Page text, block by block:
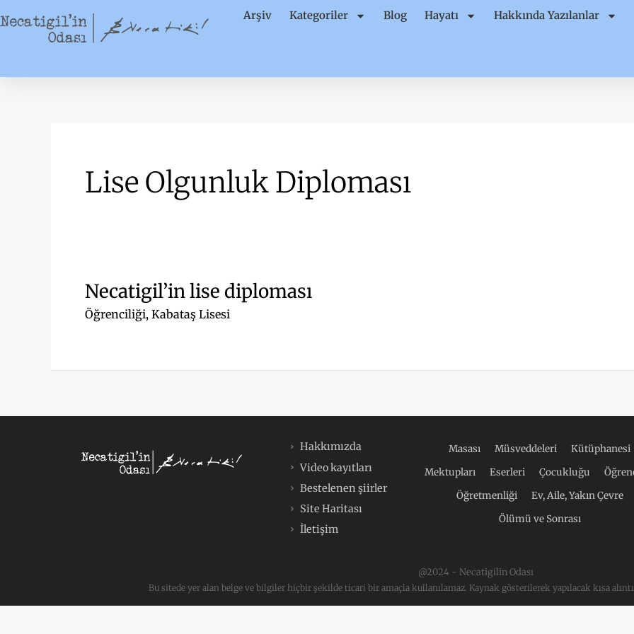
atla
Arşiv Kategoriler Blog Hayatı Hakkında Yazılanlar
Lise Olgunluk Diploması
Necatigil’in lise diploması
Öğrenciliği, Kabataş Lisesi
Hakkımızda
Video kayıtları
Bestelenen şiirler
Site Haritası
İletişim
Masası Müsveddeleri
Kütüphanesi
Mektupları
Eserleri Çocukluğu
Öğretmenliği
Ev, Aile, Yakın Çevre
Ölümü ve Sonrası
@2024 - Necatigilin Odası
Bu sitede yer alan belge ve bilgiler hiçbir şekilde ticari bir amaçla kullanılamaz. Kaynak gösterilerek yapılacak kısa